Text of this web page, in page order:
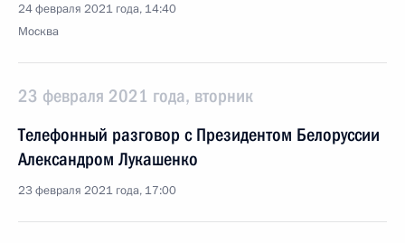
24 февраля 2021 года, 14:40
Москва
23 февраля 2021 года, вторник
Телефонный разговор с Президентом Белоруссии
Александром Лукашенко
23 февраля 2021 года, 17:00